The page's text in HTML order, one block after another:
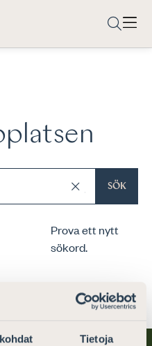
Tietoja
SÖK
Prova ett nytt
sökord.